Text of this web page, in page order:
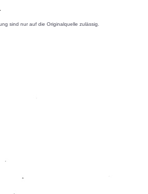
sind nur auf die Originalquelle zulässig.